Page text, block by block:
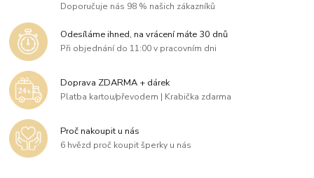
Doporučuje nás 98 % našich zákazníků
Odesíláme ihned, na vrácení máte 30 dnů
Při objednání do 11:00 v pracovním dni
Doprava ZDARMA + dárek
Platba kartou/převodem | Krabička zdarma
Proč nakoupit u nás
6 hvězd proč koupit šperky u nás